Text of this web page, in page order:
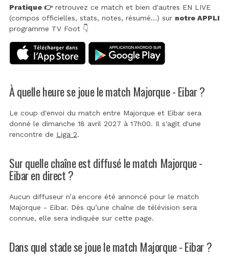
Pratique 👉retrouvez ce match et bien d'autres EN LIVE
(compos officielles, stats, notes, résumé...) sur notre APPLI
programme TV Foot 👇
À quelle heure se joue le match Majorque - Eibar ?
Le coup d'envoi du match entre Majorque et Eibar sera
donné le dimanche 18 avril 2027 à 17h00. Il s'agit d'une
rencontre de Liga 2.
Sur quelle chaîne est diffusé le match Majorque -
Eibar en direct ?
Aucun diffuseur n’a encore été annoncé pour le match
Majorque - Eibar. Dès qu’une chaîne de télévision sera
connue, elle sera indiquée sur cette page.
Dans quel stade se joue le match Majorque - Eibar ?